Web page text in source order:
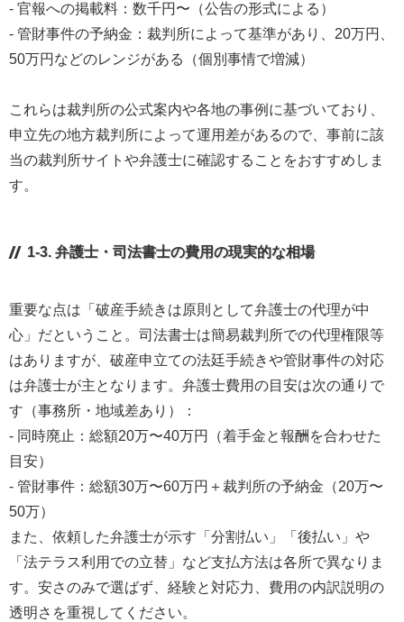
- 官報への掲載料：数千円〜（公告の形式による）
- 管財事件の予納金：裁判所によって基準があり、20万円、
50万円などのレンジがある（個別事情で増減）
これらは裁判所の公式案内や各地の事例に基づいており、
申立先の地方裁判所によって運用差があるので、事前に該
当の裁判所サイトや弁護士に確認することをおすすめしま
す。
1-3. 弁護士・司法書士の費用の現実的な相場
重要な点は「破産手続きは原則として弁護士の代理が中
心」だということ。司法書士は簡易裁判所での代理権限等
はありますが、破産申立ての法廷手続きや管財事件の対応
は弁護士が主となります。弁護士費用の目安は次の通りで
す（事務所・地域差あり）：
- 同時廃止：総額20万〜40万円（着手金と報酬を合わせた
目安）
- 管財事件：総額30万〜60万円＋裁判所の予納金（20万〜
50万）
また、依頼した弁護士が示す「分割払い」「後払い」や
「法テラス利用での立替」など支払方法は各所で異なりま
す。安さのみで選ばず、経験と対応力、費用の内訳説明の
透明さを重視してください。